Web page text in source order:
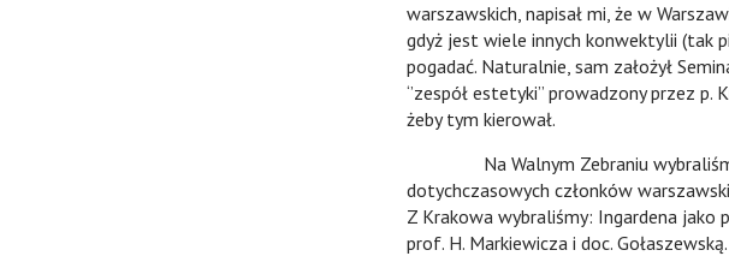
warszawskich, napisał mi, że w
gdyż jest wiele innych konwektylii (tak
pogadać. Naturalnie, sam założył
‘’zespół estetyki” prowadzony przez
żeby tym kierował.
Na Walnym Zebraniu wybraliśmy
dotychczasowych członków
Z Krakowa wybraliśmy: Ingardena jako
prof. H. Markiewicza i doc.